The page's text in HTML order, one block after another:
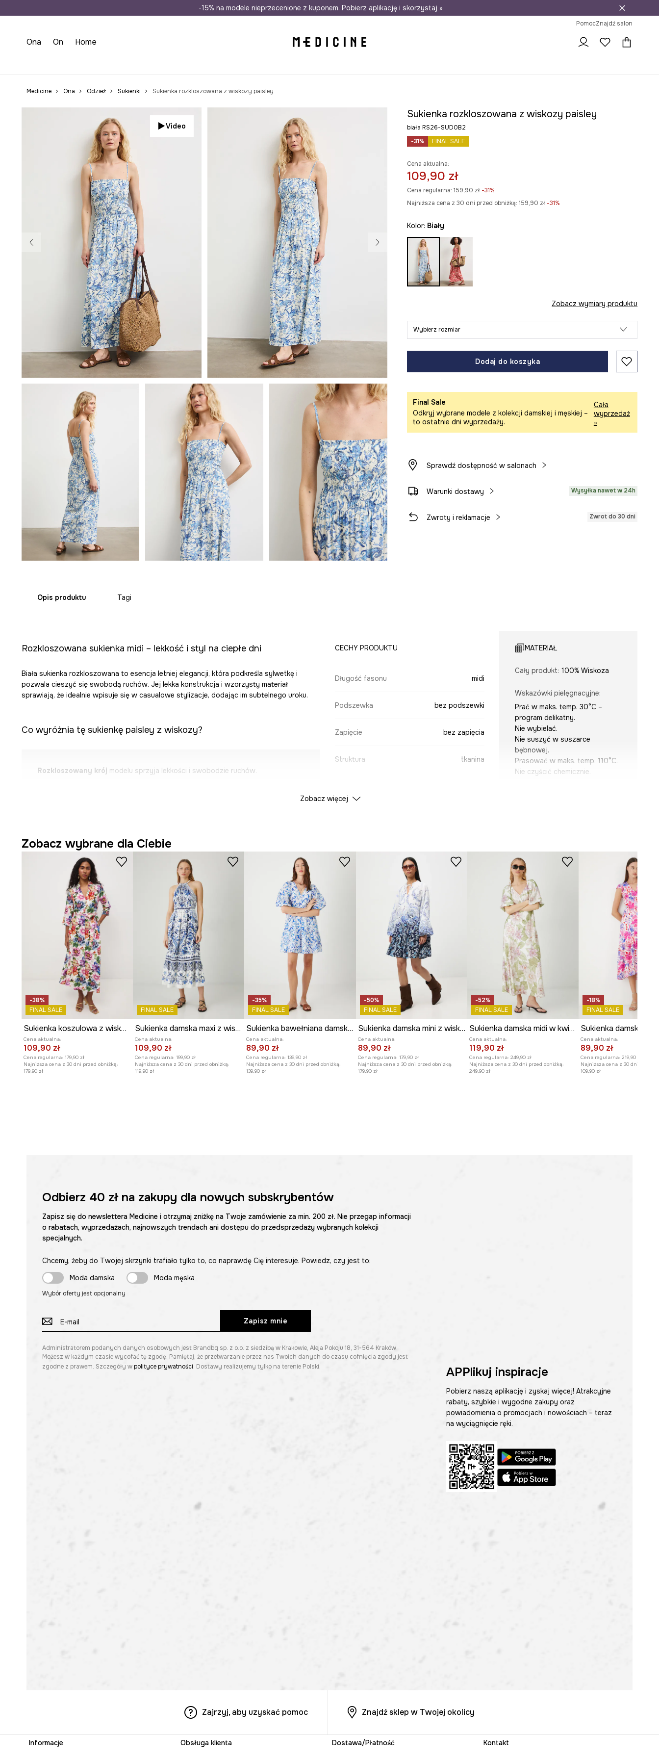
Wysyłka nawet w 24h Darmowa dostawa do salonów 30 dni na zwrot
-15% na modele nieprzecenione z kuponem. Pobierz aplikację i skorzystaj »
PomocZnajdź salon
Ona On Home
Medicine Ona Odzież Sukienki Sukienka rozkloszowana z wiskozy paisley
Video
Sukienka rozkloszowana z wiskozy paisley
biała RS26-SUD0B2
-31%
FINAL SALE
Cena aktualna:
109,90 zł
Cena regularna: 159,90 zł-31%
Najniższa cena z 30 dni przed obniżką: 159,90 zł -31%
Kolor: biały
Zobacz wymiary produktu
Wybierz rozmiar
Dodaj do koszyka
Final Sale
Odkryj wybrane modele z kolekcji damskiej i męskiej –
to ostatnie dni wyprzedaży.
Cała
wyprzedaż
»
Sprawdź dostępność w salonach
Warunki dostawy Wysyłka nawet w 24h
Zwroty i reklamacje Zwrot do 30 dni
Opis produktu Tagi
Rozkloszowana sukienka midi – lekkość i styl na ciepłe dni
Biała sukienka rozkloszowana to esencja letniej elegancji, która podkreśla sylwetkę i
pozwala cieszyć się swobodą ruchów. Jej lekka konstrukcja i wzorzysty materiał
sprawiają, że idealnie wpisuje się w casualowe stylizacje, dodając im subtelnego uroku.
Co wyróżnia tę sukienkę paisley z wiskozy?
Rozkloszowany krój modelu sprzyja lekkości i swobodzie ruchów.
Długość midioferuje elegancję i uniwersalność w wielu stylizacjach.
Elastyczna góra z marszczeniami delikatnie modeluje sylwetkę.
Kwadratowy dekolt subtelnie eksponuje szyję i obojczyki.
Cienkie, regulowane ramiączka pozwalają na indywidualne dopasowanie.
Tkaninowa struktura
materiału jest przyjemna w dotyku i dobrze się
Wzór paisleydodaje sukience orientalnego i wyrazistego charakteru.
CECHY PRODUKTU
Długość fasonu midi
Podszewka bez podszewki
Zapięcie bez zapięcia
Struktura tkanina
DANE PRODUKTU
ID Produktu RS26-SUD0B2-00A
MATERIAŁ
Cały produkt: 100% Wiskoza
Wskazówki pielęgnacyjne:
Prać w maks. temp. 30°C –
program delikatny.
Nie wybielać.
Nie suszyć w suszarce
bębnowej.
Prasować w maks. temp. 110°C.
Nie czyścić chemicznie.
Krój modelu: rozkloszowana
WYMIARY
Długość:
Szerokość pod pachami
34 cm
Szerokość w talii
Wymiary podane dla rozmiaru
S.
Szerokość w biodrach
Modelka na zdjęciu ma 173 cm
wzrostu i ma na sobie rozmiar S.
Zobacz wymiary produktu
Zobacz więcej
Zobacz wybrane dla Ciebie
-38%
FINAL SALE
Sukienka koszulowa z wiskozy
Cena aktualna:
109,90 zł
Cena regularna: 179,90 zł
Najniższa cena z 30 dni przed obniżką:
179,90 zł
FINAL SALE
Sukienka damska maxi z wiskozy wzorzysta kolor biały
Cena aktualna:
109,90 zł
Cena regularna: 199,90 zł
Najniższa cena z 30 dni przed obniżką:
119,90 zł
-35%
FINAL SALE
Sukienka bawełniana damska mini wzorzysta kolor biały
Cena aktualna:
89,90 zł
Cena regularna: 139,90 zł
Najniższa cena z 30 dni przed obniżką:
139,90 zł
-50%
FINAL SALE
Sukienka damska mini z wiskozą wzorzysta
Cena aktualna:
89,90 zł
Cena regularna: 179,90 zł
Najniższa cena z 30 dni przed obniżką:
179,90 zł
-52%
FINAL SALE
Sukienka damska midi w kwiaty kolor biały
Cena aktualna:
119,90 zł
Cena regularna: 249,90 zł
Najniższa cena z 30 dni przed obniżką:
249,90 zł
-18%
FINAL SALE
Cena aktualna:
89,90 zł
Cena regularna: 219,90 zł
Najniższa cena z 30 dni przed
109,90 zł
Odbierz 40 złna zakupy dla nowych subskrybentów
Zapisz się do newslettera Medicine i otrzymaj zniżkę na Twoje zamówienie za min. 200 zł. Nie przegap informacji
o rabatach, wyprzedażach, najnowszych trendach ani dostępu do przedsprzedaży wybranych kolekcji
specjalnych.
Chcemy, żeby do Twojej skrzynki trafiało tylko to, co naprawdę Cię interesuje. Powiedz, czy jest to:
Moda damska
Moda męska
Wybór oferty jest opcjonalny
Zapisz mnie
Administratorem podanych danych osobowych jest Brandbq sp. z o.o. z siedzibą w Krakowie, Aleja Pokoju 18, 31-564 Kraków.
Możesz w każdym czasie wycofać tę zgodę. Pamiętaj, że przetwarzanie przez nas Twoich danych do czasu cofnięcia zgody jest
zgodne z prawem. Szczegóły w polityce prywatności. Dostawy realizujemy tylko na terenie Polski. APPlikuj inspiracje
Pobierz naszą aplikację i zyskaj więcej! Atrakcyjne
rabaty, szybkie i wygodne zakupy oraz
powiadomienia o promocjach i nowościach – teraz
na wyciągnięcie ręki.
Zajrzyj, aby uzyskać pomoc Znajdź sklep w Twojej okolicy
Informacje Obsługa klienta Dostawa/Płatność Kontakt